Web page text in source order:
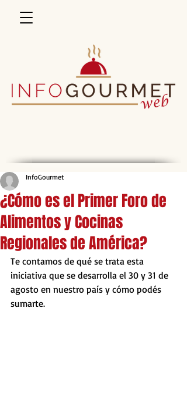
¿Cómo es el Primer Foro de
Alimentos y Cocinas
Regionales de América?
InfoGourmet
Te contamos de qué se trata esta
iniciativa que se desarrolla el 30 y 31 de
agosto en nuestro país y cómo podés
sumarte.